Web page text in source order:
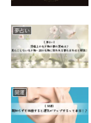
夢占い
開運